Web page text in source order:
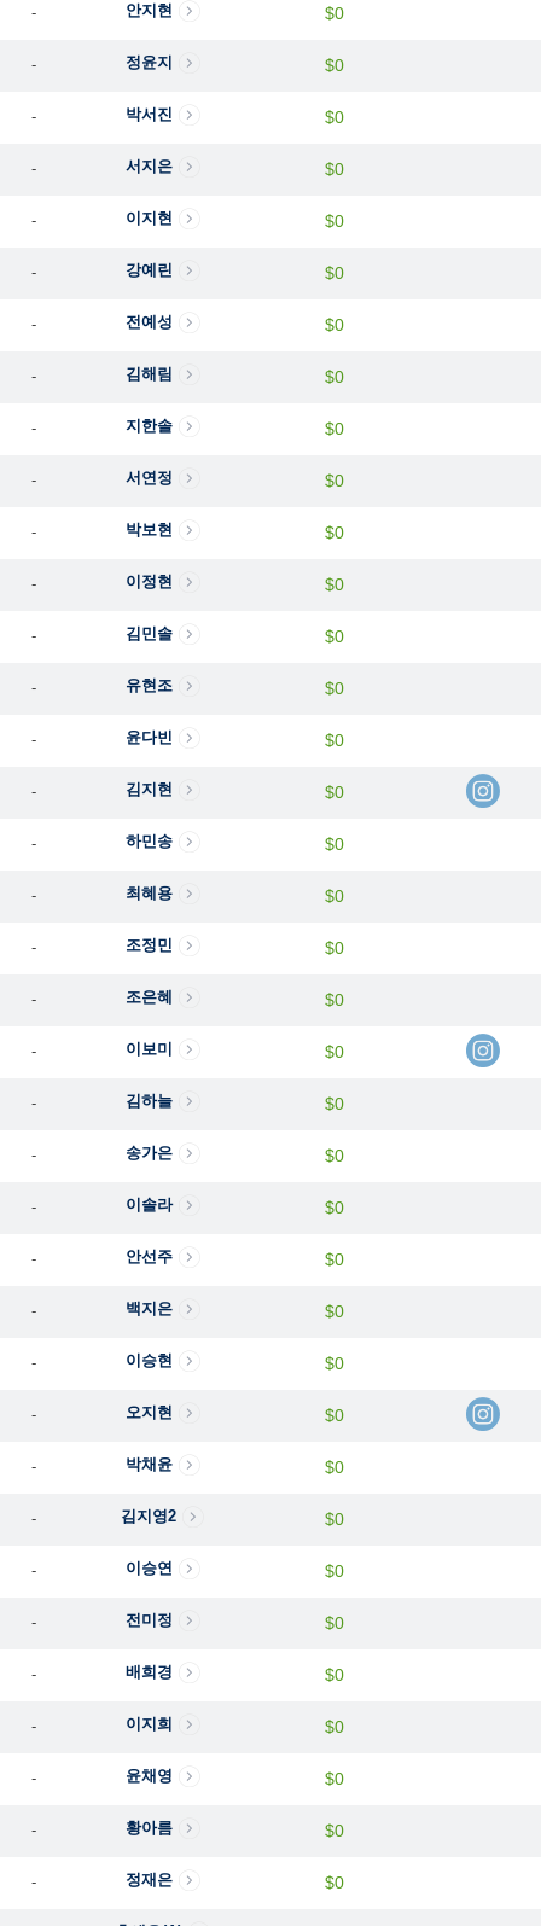
- 안지현 $0
- 정윤지 $0
- 박서진 $0
- 서지은 $0
- 이지현 $0
- 강예린 $0
- 전예성 $0
- 김해림 $0
- 지한솔 $0
- 서연정 $0
- 박보현 $0
- 이정현 $0
- 김민솔 $0
- 유현조 $0
- 윤다빈 $0
- 김지현 $0
- 하민송 $0
- 최혜용 $0
- 조정민 $0
- 조은혜 $0
- 이보미 $0
- 김하늘 $0
- 송가은 $0
- 이솔라 $0
- 안선주 $0
- 백지은 $0
- 이승현 $0
- 오지현 $0
- 박채윤 $0
- 김지영2 $0
- 이승연 $0
- 전미정 $0
- 배희경 $0
- 이지희 $0
- 윤채영 $0
- 황아름 $0
- 정재은 $0